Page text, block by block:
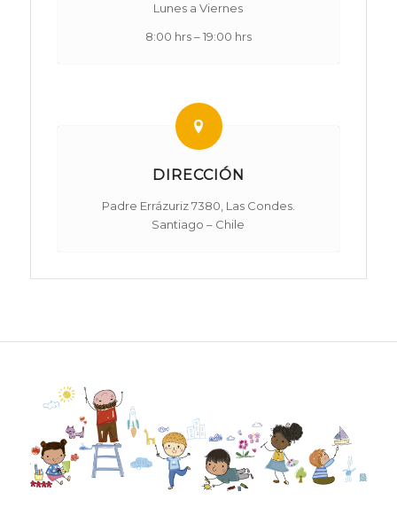
Lunes a Viernes
8:00 hrs – 19:00 hrs
DIRECCIÓN
Padre Errázuriz 7380, Las Condes.
Santiago – Chile